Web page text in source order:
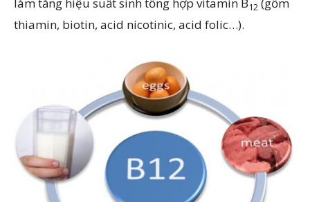
làm tăng hiệu suất sinh tổng hợp vitamin B12 (gồm
thiamin, biotin, acid nicotinic, acid folic…).